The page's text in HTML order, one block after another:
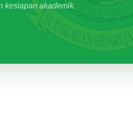
kesiapan akademik